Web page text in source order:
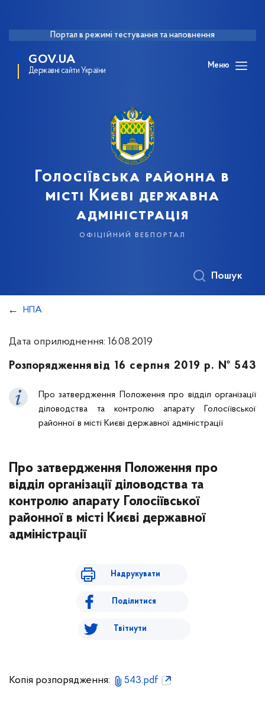
Портал в режимі тестування та наповнення
GOV.UA
Державні сайти України
Меню
Голосіївська районна в
місті Києві державна
адміністрація
офіційний вебпортал
Пошук
НПА
Дата оприлюднення: 16.08.2019
Розпорядження від 16 серпня 2019 р. № 543
Про затвердження Положення про відділ організації
діловодства та контролю апарату Голосіївської
районної в місті Києві державної адміністрації
Про затвердження Положення про
відділ організації діловодства та
контролю апарату Голосіївської
районної в місті Києві державної
адміністрації
Надрукувати
Поділитися
Твітнути
Копія розпорядження: 543.pdf